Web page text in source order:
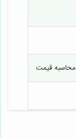
محاسبه قیمت